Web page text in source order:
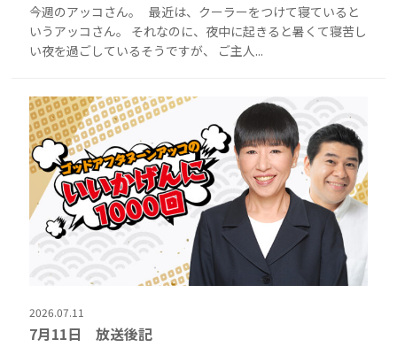
今週のアッコさん。 最近は、クーラーをつけて寝ていると
いうアッコさん。 それなのに、夜中に起きると暑くて寝苦し
い夜を過ごしているそうですが、 ご主人...
2026.07.11
7月11日 放送後記